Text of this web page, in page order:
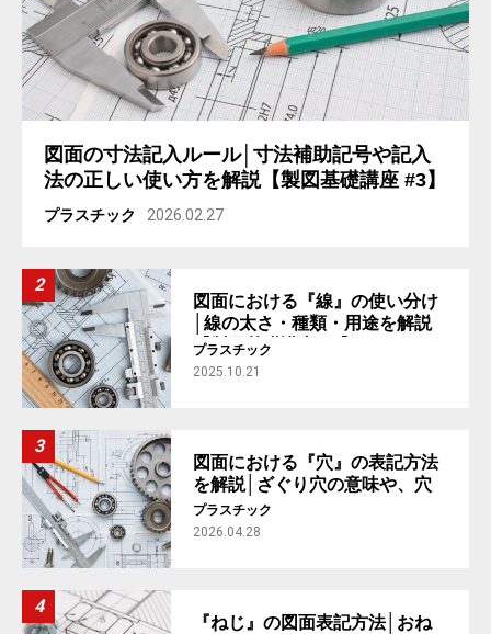
図面の寸法記入ルール│寸法補助記号や記入
法の正しい使い方を解説【製図基礎講座 #3】
プラスチック 2026.02.27
図面における『線』の使い分け
│線の太さ・種類・用途を解説
【製図基礎講座 #2】
プラスチック
2025.10.21
図面における『穴』の表記方法
を解説│ざぐり穴の意味や、穴
の加工指示まで【製図基礎講座
#4】
プラスチック
2026.04.28
『ねじ』の図面表記方法│おね